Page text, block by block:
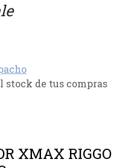
stock de tus compras
XMAX RIGGO